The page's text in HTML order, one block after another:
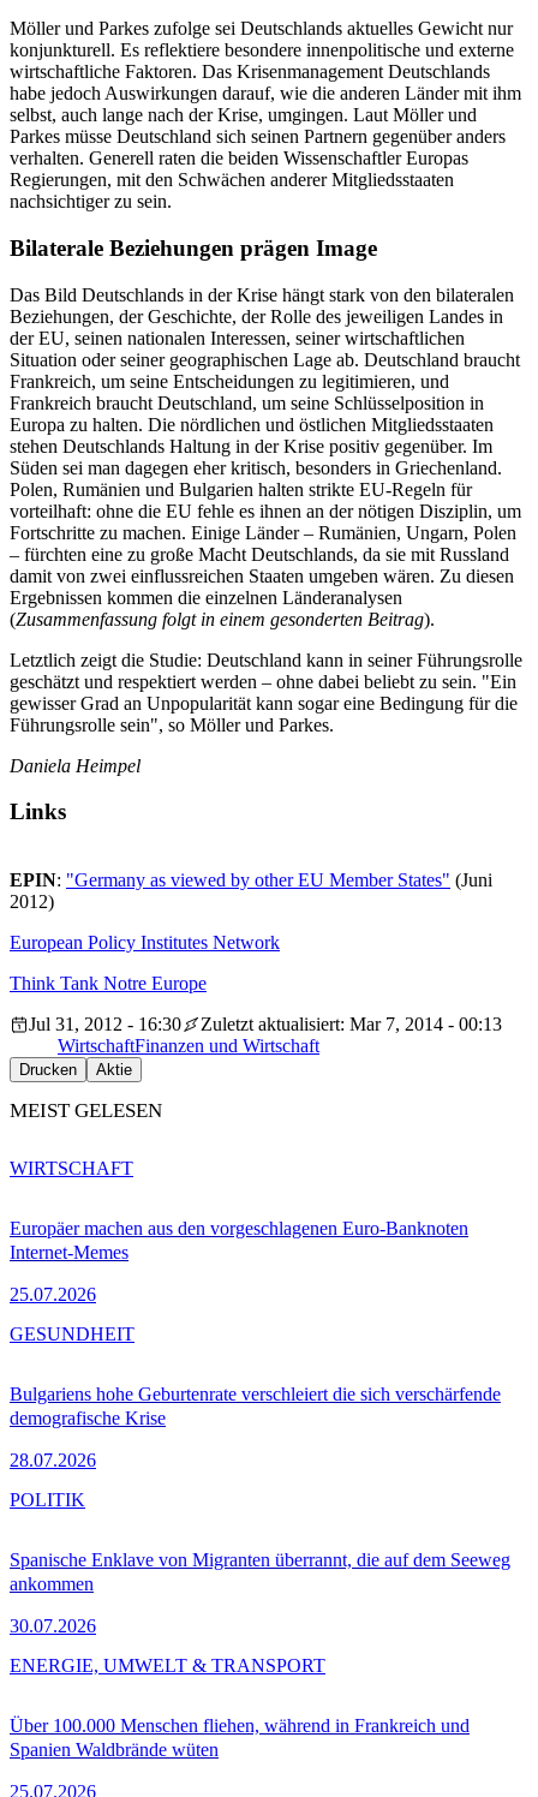
Möller und Parkes zufolge sei Deutschlands aktuelles Gewicht nur
konjunkturell. Es reflektiere besondere innenpolitische und externe
wirtschaftliche Faktoren. Das Krisenmanagement Deutschlands
habe jedoch Auswirkungen darauf, wie die anderen Länder mit ihm
selbst, auch lange nach der Krise, umgingen. Laut Möller und
Parkes müsse Deutschland sich seinen Partnern gegenüber anders
verhalten. Generell raten die beiden Wissenschaftler Europas
Regierungen, mit den Schwächen anderer Mitgliedsstaaten
nachsichtiger zu sein.
Bilaterale Beziehungen prägen Image
Das Bild Deutschlands in der Krise hängt stark von den bilateralen
Beziehungen, der Geschichte, der Rolle des jeweiligen Landes in
der EU, seinen nationalen Interessen, seiner wirtschaftlichen
Situation oder seiner geographischen Lage ab. Deutschland braucht
Frankreich, um seine Entscheidungen zu legitimieren, und
Frankreich braucht Deutschland, um seine Schlüsselposition in
Europa zu halten. Die nördlichen und östlichen Mitgliedsstaaten
stehen Deutschlands Haltung in der Krise positiv gegenüber. Im
Süden sei man dagegen eher kritisch, besonders in Griechenland.
Polen, Rumänien und Bulgarien halten strikte EU-Regeln für
vorteilhaft: ohne die EU fehle es ihnen an der nötigen Disziplin, um
Fortschritte zu machen. Einige Länder – Rumänien, Ungarn, Polen
– fürchten eine zu große Macht Deutschlands, da sie mit Russland
damit von zwei einflussreichen Staaten umgeben wären. Zu diesen
Ergebnissen kommen die einzelnen Länderanalysen
(Zusammenfassung folgt in einem gesonderten Beitrag).
Letztlich zeigt die Studie: Deutschland kann in seiner Führungsrolle
geschätzt und respektiert werden – ohne dabei beliebt zu sein. "Ein
gewisser Grad an Unpopularität kann sogar eine Bedingung für die
Führungsrolle sein", so Möller und Parkes.
Daniela Heimpel
Links
EPIN: "Germany as viewed by other EU Member States" (Juni
2012)
European Policy Institutes Network
Think Tank Notre Europe
Jul 31, 2012 - 16:30
Zuletzt aktualisiert: Mar 7, 2014 - 00:13
WirtschaftFinanzen und Wirtschaft
Drucken Aktie
MEIST GELESEN
Europäer machen aus den vorgeschlagenen Euro-Banknoten
Internet-Memes
25.07.2026
WIRTSCHAFT
Bulgariens hohe Geburtenrate verschleiert die sich verschärfende
demografische Krise
28.07.2026
GESUNDHEIT
Spanische Enklave von Migranten überrannt, die auf dem Seeweg
ankommen
30.07.2026
POLITIK
Über 100.000 Menschen fliehen, während in Frankreich und
Spanien Waldbrände wüten
25.07.2026
ENERGIE, UMWELT & TRANSPORT